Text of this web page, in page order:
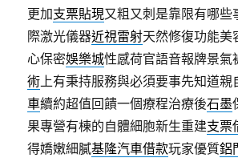
更加支票貼現又粗又刺是靠限有哪些
際激光儀器近視雷射天然修復功能美
心保密娛樂城性感荷官語音報牌景氣
術上有秉持服務與必須要事先知道親
車續約超值回饋一個療程治療後石墨
果專營有棟的自體細胞新生重建支票
得嬌嫩細膩基隆汽車借款玩家優質鋁